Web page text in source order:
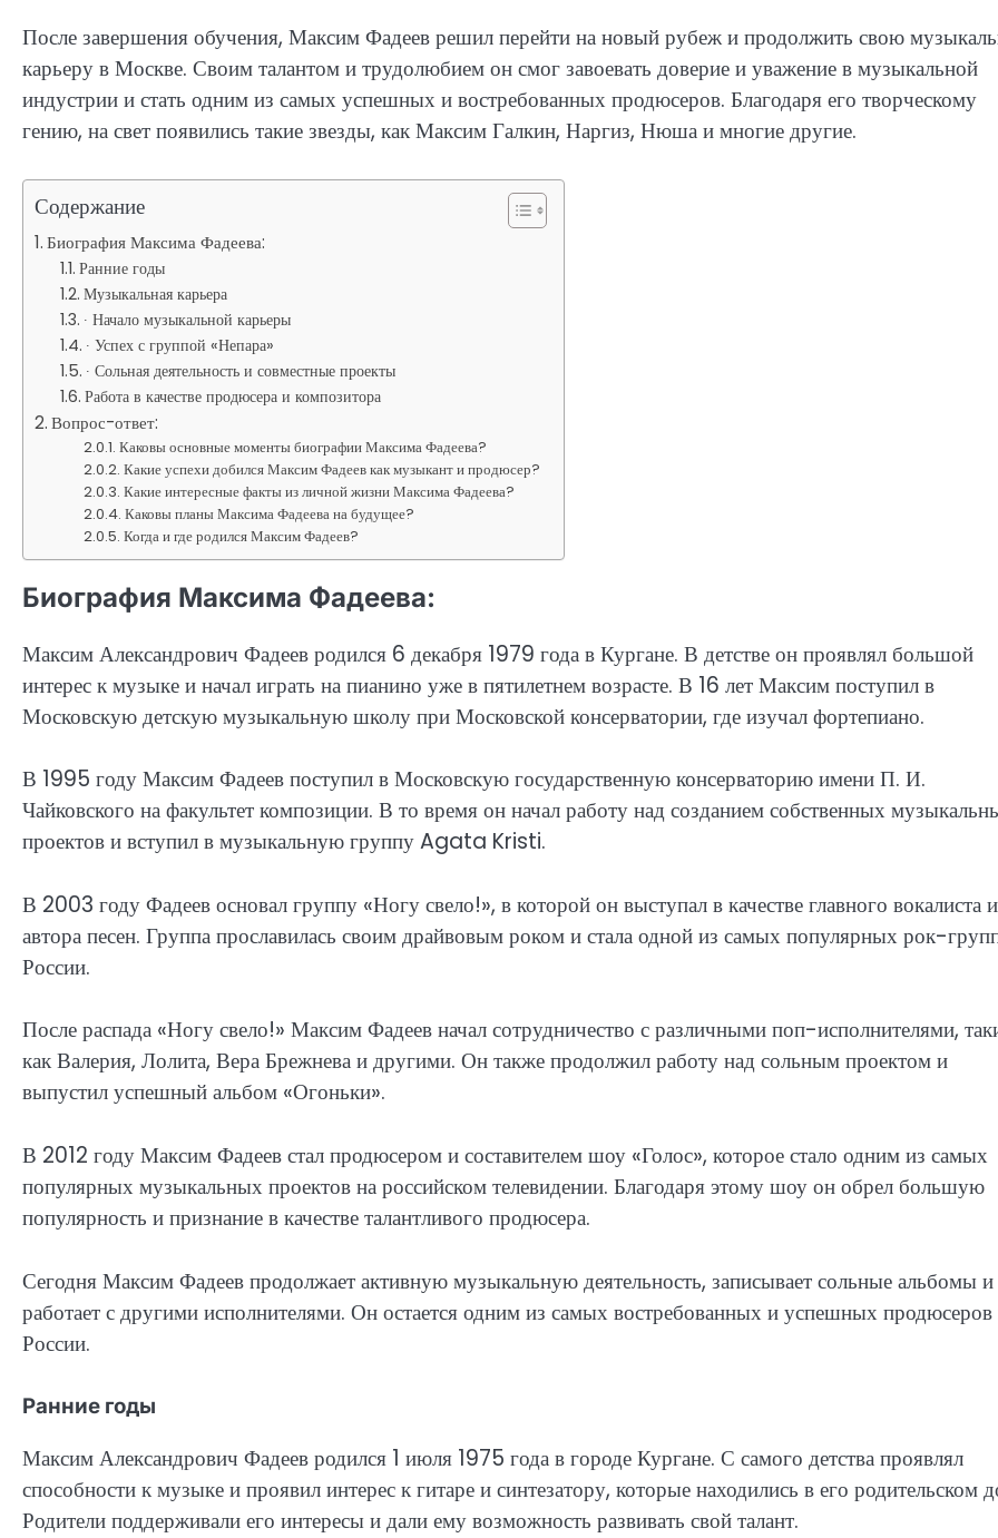
После завершения обучения, Максим Фадеев решил перейти на новый рубеж и продолжить свою
карьеру в Москве. Своим талантом и трудолюбием он смог завоевать доверие и уважение в музыкальной
индустрии и стать одним из самых успешных и востребованных продюсеров. Благодаря его творческому
гению, на свет появились такие звезды, как Максим Галкин, Наргиз, Нюша и многие другие.
Содержание
Биография Максима Фадеева:
Ранние годы
Музыкальная карьера
∙ Начало музыкальной карьеры
∙ Успех с группой «Непара»
∙ Сольная деятельность и совместные проекты
Работа в качестве продюсера и композитора
Вопрос-ответ:
Каковы основные моменты биографии Максима Фадеева?
Какие успехи добился Максим Фадеев как музыкант и продюсер?
Какие интересные факты из личной жизни Максима Фадеева?
Каковы планы Максима Фадеева на будущее?
Когда и где родился Максим Фадеев?
Биография Максима Фадеева:
Максим Александрович Фадеев родился 6 декабря 1979 года в Кургане. В детстве он проявлял большой
интерес к музыке и начал играть на пианино уже в пятилетнем возрасте. В 16 лет Максим поступил в
Московскую детскую музыкальную школу при Московской консерватории, где изучал фортепиано.
В 1995 году Максим Фадеев поступил в Московскую государственную консерваторию имени П. И.
Чайковского на факультет композиции. В то время он начал работу над созданием собственных
проектов и вступил в музыкальную группу Agata Kristi.
В 2003 году Фадеев основал группу «Ногу свело!», в которой он выступал в качестве главного вокалиста и
автора песен. Группа прославилась своим драйвовым роком и стала одной из самых популярных рок-
России.
После распада «Ногу свело!» Максим Фадеев начал сотрудничество с различными поп-исполнителями,
как Валерия, Лолита, Вера Брежнева и другими. Он также продолжил работу над сольным проектом и
выпустил успешный альбом «Огоньки».
В 2012 году Максим Фадеев стал продюсером и составителем шоу «Голос», которое стало одним из самых
популярных музыкальных проектов на российском телевидении. Благодаря этому шоу он обрел большую
популярность и признание в качестве талантливого продюсера.
Сегодня Максим Фадеев продолжает активную музыкальную деятельность, записывает сольные альбомы и
работает с другими исполнителями. Он остается одним из самых востребованных и успешных продюсеров
России.
Ранние годы
Максим Александрович Фадеев родился 1 июля 1975 года в городе Кургане. С самого детства проявлял
способности к музыке и проявил интерес к гитаре и синтезатору, которые находились в его родительском
Родители поддерживали его интересы и дали ему возможность развивать свой талант.